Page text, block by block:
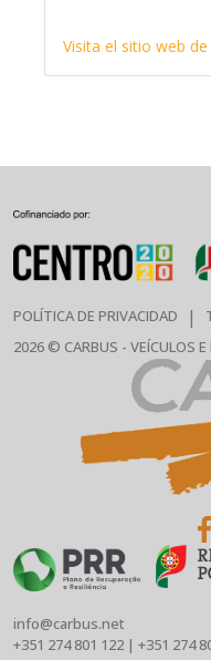
Visita el sitio web de
POLÍTICA DE PRIVACIDAD |
2026 © CARBUS - VEÍCULOS
info@carbus.net
+351 274 801 122 | +351 274